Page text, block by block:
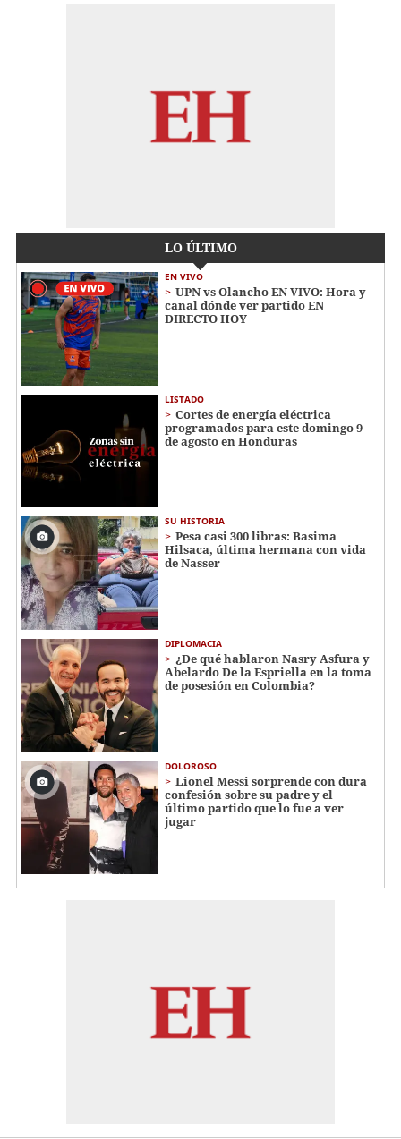
LO ÚLTIMO
EN VIVO
UPN vs Olancho EN VIVO: Hora y
canal dónde ver partido EN
DIRECTO HOY
LISTADO
Cortes de energía eléctrica
programados para este domingo 9
de agosto en Honduras
SU HISTORIA
Pesa casi 300 libras: Basima
Hilsaca, última hermana con vida
de Nasser
DIPLOMACIA
¿De qué hablaron Nasry Asfura y
Abelardo De la Espriella en la toma
de posesión en Colombia?
DOLOROSO
Lionel Messi sorprende con dura
confesión sobre su padre y el
último partido que lo fue a ver
jugar